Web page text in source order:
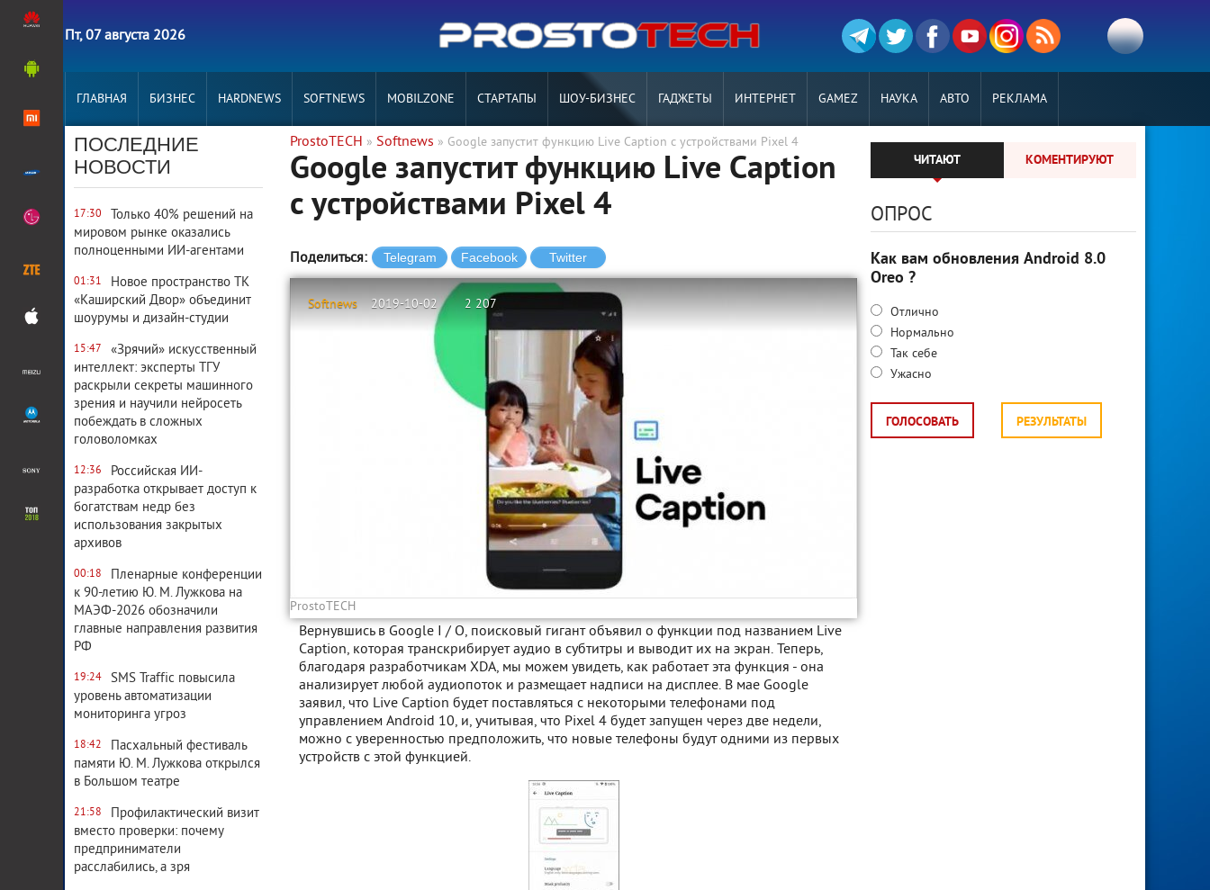
Пт, 07 августа 2026
ГЛАВНАЯ БИЗНЕС HARDNEWS SOFTNEWS MOBILZONE СТАРТАПЫ ШОУ-БИЗНЕС ГАДЖЕТЫ ИНТЕРНЕТ GAMEZ НАУКА АВТО РЕКЛАМА
ПОСЛЕДНИЕ
НОВОСТИ
17:30
Только 40% решений на
мировом рынке оказались
полноценными ИИ-агентами
01:31
Новое пространство ТК
«Каширский Двор» объединит
шоурумы и дизайн-студии
15:47
«Зрячий» искусственный
интеллект: эксперты ТГУ
раскрыли секреты машинного
зрения и научили нейросеть
побеждать в сложных
головоломках
12:36
Российская ИИ-
разработка открывает доступ к
богатствам недр без
использования закрытых
архивов
00:18
Пленарные конференции
к 90-летию Ю. М. Лужкова на
МАЭФ-2026 обозначили
главные направления развития
РФ
19:24
SMS Traffic повысила
уровень автоматизации
мониторинга угроз
18:42
Пасхальный фестиваль
памяти Ю. М. Лужкова открылся
в Большом театре
21:58
Профилактический визит
вместо проверки: почему
предприниматели
расслабились, а зря
ProstoTECH » Softnews » Google запустит функцию Live Caption с устройствами Pixel 4
Google запустит функцию Live Caption
с устройствами Pixel 4
Поделиться:
Softnews 2019-10-02 2 207
ProstoTECH
Вернувшись в Google I / O, поисковый гигант объявил о функции под названием Live
Caption, которая транскрибирует аудио в субтитры и выводит их на экран. Теперь,
благодаря разработчикам XDA, мы можем увидеть, как работает эта функция - она
анализирует любой аудиопоток и размещает надписи на дисплее. В мае Google
заявил, что Live Caption будет поставляться с некоторыми телефонами под
управлением Android 10, и, учитывая, что Pixel 4 будет запущен через две недели,
можно с уверенностью предположить, что новые телефоны будут одними из первых
устройств с этой функцией.
ЧИТАЮТ КОМЕНТИРУЮТ
ОПРОС
Как вам обновления Android 8.0
Oreo ?
Отлично
Нормально
Так себе
Ужасно
ГОЛОСОВАТЬ РЕЗУЛЬТАТЫ